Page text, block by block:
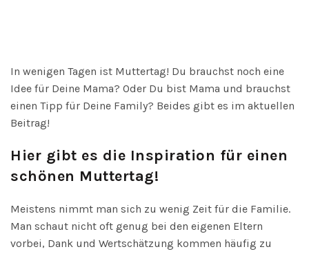
In wenigen Tagen ist Muttertag! Du brauchst noch eine
Idee für Deine Mama? Oder Du bist Mama und brauchst
einen Tipp für Deine Family? Beides gibt es im aktuellen
Beitrag!
Hier gibt es die Inspiration für einen
schönen Muttertag!
Meistens nimmt man sich zu wenig Zeit für die Familie.
Man schaut nicht oft genug bei den eigenen Eltern
vorbei, Dank und Wertschätzung kommen häufig zu